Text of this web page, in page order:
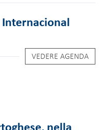
VEDERE AGENDA
nella